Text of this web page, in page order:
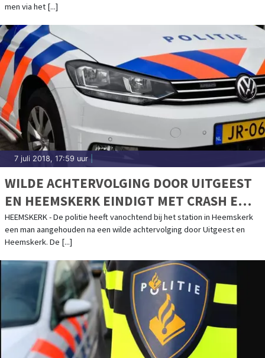
men via het [...]
7 juli 2018, 17:59 uur
WILDE ACHTERVOLGING DOOR UITGEEST
EN HEEMSKERK EINDIGT MET CRASH EN
ARRESTATIE
HEEMSKERK - De politie heeft vanochtend bij het station in Heemskerk
een man aangehouden na een wilde achtervolging door Uitgeest en
Heemskerk. De [...]